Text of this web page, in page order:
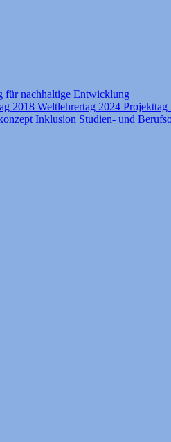
für nachhaltige Entwicklung
2018 Weltlehrertag 2024 Projekttag
Inklusion Studien- und